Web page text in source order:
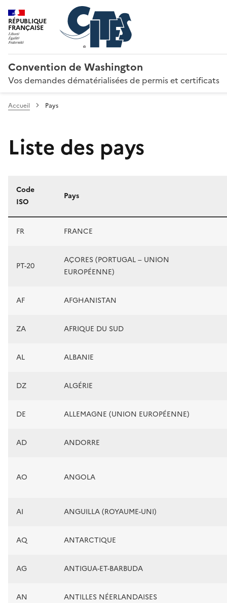
RÉPUBLIQUE
FRANÇAISE
Convention de Washington
Vos demandes dématérialisées de permis et certificats
Accueil Pays
Liste des pays
Liste des pays
Code
ISO
Pays
FR FRANCE
PT-20
AÇORES (PORTUGAL – UNION
EUROPÉENNE)
AF AFGHANISTAN
ZA AFRIQUE DU SUD
AL ALBANIE
DZ ALGÉRIE
DE ALLEMAGNE (UNION EUROPÉENNE)
AD ANDORRE
AO ANGOLA
AI ANGUILLA (ROYAUME-UNI)
AQ ANTARCTIQUE
AG ANTIGUA-ET-BARBUDA
AN ANTILLES NÉERLANDAISES